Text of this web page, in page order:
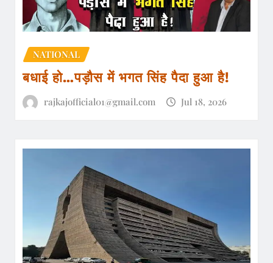
NATIONAL
बधाई हो…पड़ौस में भगत सिंह पैदा हुआ है!
rajkajofficial01@gmail.com Jul 18, 2026